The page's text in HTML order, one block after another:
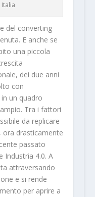
del converting
E anche se
una piccola
dei due anni
con
un quadro
Tra i fattori
da replicare
ora drasticamente
passato
Industria 4.0. A
attraversando
e si rende
per aprire a